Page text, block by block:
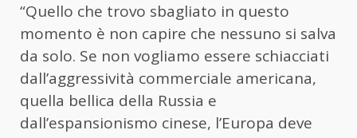
“Quello che trovo sbagliato in questo
momento è non capire che nessuno si salva
da solo. Se non vogliamo essere schiacciati
dall’aggressività commerciale americana,
quella bellica della Russia e
dall’espansionismo cinese, l’Europa deve